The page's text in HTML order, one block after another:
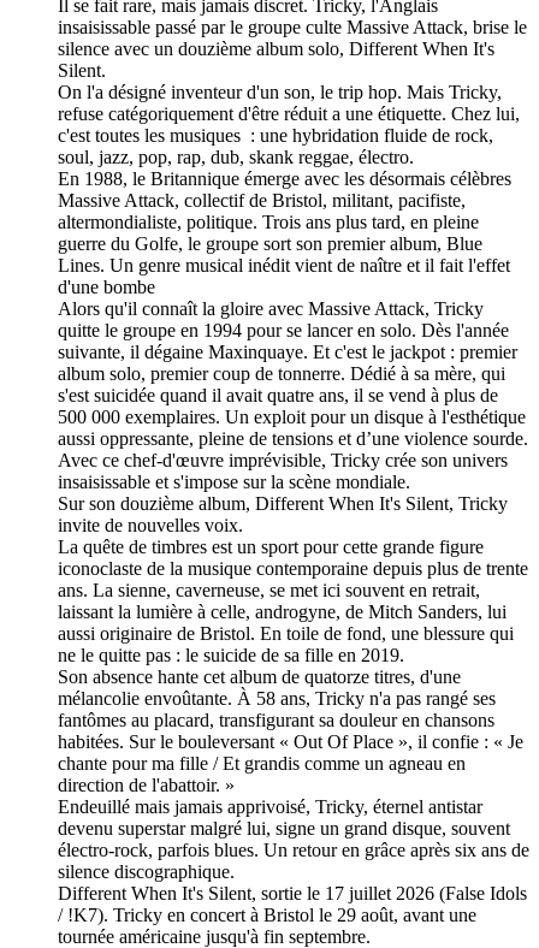
Il se fait rare, mais jamais discret. Tricky, l'Anglais
insaisissable passé par le groupe culte Massive Attack, brise le
silence avec un douzième album solo, Different When It's
Silent.
On l'a désigné inventeur d'un son, le trip hop. Mais Tricky,
refuse catégoriquement d'être réduit a une étiquette. Chez lui,
c'est toutes les musiques : une hybridation fluide de rock,
soul, jazz, pop, rap, dub, skank reggae, électro.
En 1988, le Britannique émerge avec les désormais célèbres
Massive Attack, collectif de Bristol, militant, pacifiste,
altermondialiste, politique. Trois ans plus tard, en pleine
guerre du Golfe, le groupe sort son premier album, Blue
Lines. Un genre musical inédit vient de naître et il fait l'effet
d'une bombe
Alors qu'il connaît la gloire avec Massive Attack, Tricky
quitte le groupe en 1994 pour se lancer en solo. Dès l'année
suivante, il dégaine Maxinquaye. Et c'est le jackpot : premier
album solo, premier coup de tonnerre. Dédié à sa mère, qui
s'est suicidée quand il avait quatre ans, il se vend à plus de
500 000 exemplaires. Un exploit pour un disque à l'esthétique
aussi oppressante, pleine de tensions et d’une violence sourde.
Avec ce chef-d'œuvre imprévisible, Tricky crée son univers
insaisissable et s'impose sur la scène mondiale.
Sur son douzième album, Different When It's Silent, Tricky
invite de nouvelles voix.
La quête de timbres est un sport pour cette grande figure
iconoclaste de la musique contemporaine depuis plus de trente
ans. La sienne, caverneuse, se met ici souvent en retrait,
laissant la lumière à celle, androgyne, de Mitch Sanders, lui
aussi originaire de Bristol. En toile de fond, une blessure qui
ne le quitte pas : le suicide de sa fille en 2019.
Son absence hante cet album de quatorze titres, d'une
mélancolie envoûtante. À 58 ans, Tricky n'a pas rangé ses
fantômes au placard, transfigurant sa douleur en chansons
habitées. Sur le bouleversant « Out Of Place », il confie : « Je
chante pour ma fille / Et grandis comme un agneau en
direction de l'abattoir. »
Endeuillé mais jamais apprivoisé, Tricky, éternel antistar
devenu superstar malgré lui, signe un grand disque, souvent
électro-rock, parfois blues. Un retour en grâce après six ans de
silence discographique.
Different When It's Silent, sortie le 17 juillet 2026 (False Idols
/ !K7). Tricky en concert à Bristol le 29 août, avant une
tournée américaine jusqu'à fin septembre.